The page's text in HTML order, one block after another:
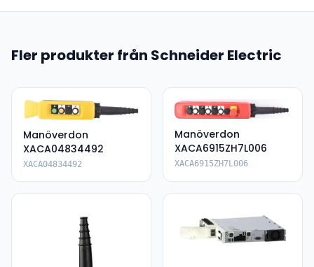
Fler produkter från Schneider Electric
Manöverdon
XACA04834492
XACA04834492
Manöverdon
XACA6915ZH7L006
XACA6915ZH7L006